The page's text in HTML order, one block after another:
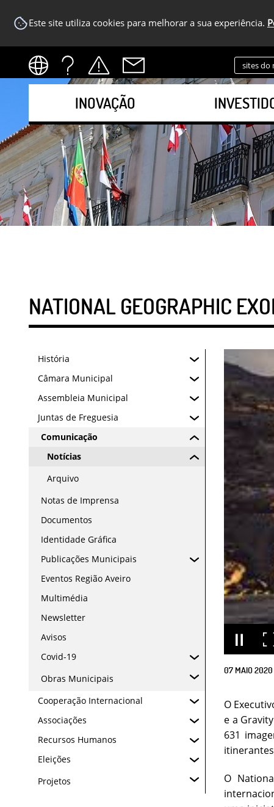
Este site utiliza cookies para melhorar a sua experiência.
sites do
INOVAÇÃO
NATIONAL GEOGRAPHIC
História
Câmara Municipal
Assembleia Municipal
Juntas de Freguesia
Comunicação
Notícias
Arquivo
Notas de Imprensa
Documentos
Identidade Gráfica
Publicações Municipais
Eventos Região Aveiro
Multimédia
Newsletter
Avisos
Covid-19
Obras Municipais
Cooperação Internacional
Associações
Recursos Humanos
Eleições
Projetos
07 MAIO2020
O
e a
631
O